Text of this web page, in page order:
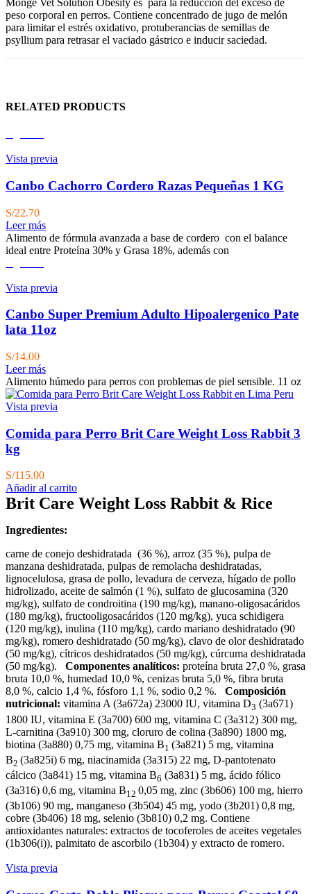
peso corporal en perros. Contiene concentrado de jugo de melón
para limitar el estrés oxidativo, protuberancias de semillas de
psyllium para retrasar el vaciado gástrico e inducir saciedad.
RELATED PRODUCTS
Vista previa
Canbo Cachorro Cordero Razas Pequeñas 1 KG
S/22.70
Leer más
Alimento de fórmula avanzada a base de cordero con el balance
ideal entre Proteína 30% y Grasa 18%, además con
Vista previa
Canbo Super Premium Adulto Hipoalergenico Pate
lata 11oz
S/14.00
Leer más
Alimento húmedo para perros con problemas de piel sensible. 11 oz
Vista previa
Comida para Perro Brit Care Weight Loss Rabbit 3
kg
S/115.00
Añadir al carrito
Brit Care Weight Loss Rabbit & Rice
Ingredientes:
carne de conejo deshidratada (36 %), arroz (35 %), pulpa de
manzana deshidratada, pulpas de remolacha deshidratadas,
lignocelulosa, grasa de pollo, levadura de cerveza, hígado de pollo
hidrolizado, aceite de salmón (1 %), sulfato de glucosamina (320
mg/kg), sulfato de condroitina (190 mg/kg), manano-oligosacáridos
(180 mg/kg), fructooligosacáridos (120 mg/kg), yuca schidigera
(120 mg/kg), inulina (110 mg/kg), cardo mariano deshidratado (90
mg/kg), romero deshidratado (50 mg/kg), clavo de olor deshidratado
(50 mg/kg), cítricos deshidratados (50 mg/kg), cúrcuma deshidratada
(50 mg/kg). Componentes analíticos: proteína bruta 27,0 %, grasa
bruta 10,0 %, humedad 10,0 %, cenizas bruta 5,0 %, fibra bruta
8,0 %, calcio 1,4 %, fósforo 1,1 %, sodio 0,2 %. Composición
nutricional: vitamina A (3a672a) 23000 IU, vitamina D3 (3a671)
1800 IU, vitamina E (3a700) 600 mg, vitamina C (3a312) 300 mg,
L-carnitina (3a910) 300 mg, cloruro de colina (3a890) 1800 mg,
biotina (3a880) 0,75 mg, vitamina B1 (3a821) 5 mg, vitamina
B2 (3a825i) 6 mg, niacinamida (3a315) 22 mg, D-pantotenato
cálcico (3a841) 15 mg, vitamina B6 (3a831) 5 mg, ácido fólico
(3a316) 0,6 mg, vitamina B12 0,05 mg, zinc (3b606) 100 mg, hierro
(3b106) 90 mg, manganeso (3b504) 45 mg, yodo (3b201) 0,8 mg,
cobre (3b406) 18 mg, selenio (3b810) 0,2 mg. Contiene
antioxidantes naturales: extractos de tocoferoles de aceites vegetales
(1b306(i)), palmitato de ascorbilo (1b304) y extracto de romero.
Vista previa